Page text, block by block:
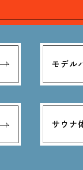
モデル
サウナ